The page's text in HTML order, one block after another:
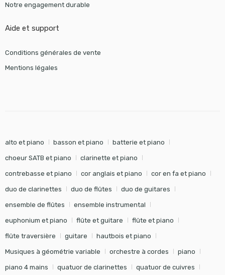
Notre engagement durable
Aide et support
Conditions générales de vente
Mentions légales
alto et piano basson et piano batterie et piano
choeur SATB et piano clarinette et piano
contrebasse et piano cor anglais et piano cor en fa et piano
duo de clarinettes duo de flûtes duo de guitares
ensemble de flûtes ensemble instrumental
euphonium et piano flûte et guitare flûte et piano
flûte traversière guitare hautbois et piano
Musiques à géométrie variable orchestre à cordes piano
piano 4 mains quatuor de clarinettes quatuor de cuivres